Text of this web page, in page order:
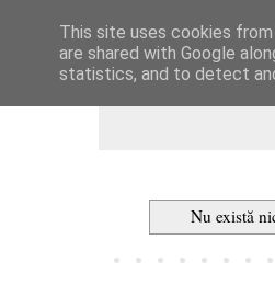
Nu există
This site uses cookies
are shared with Google
statistics, and to detect